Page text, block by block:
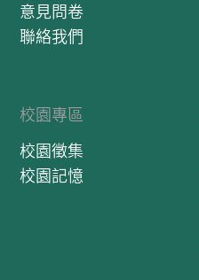
意見問卷
聯絡我們
校園專區
校園徵集
校園記憶